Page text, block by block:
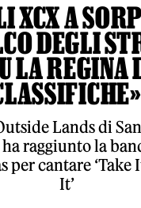
XCX A
DEGLI
LA REGINA
Lands di
raggiunto la
per cantare ‘Take
It’